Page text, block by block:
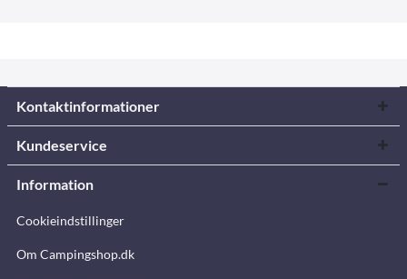
Kontaktinformationer
Kundeservice
Information
Cookieindstillinger
Om Campingshop.dk